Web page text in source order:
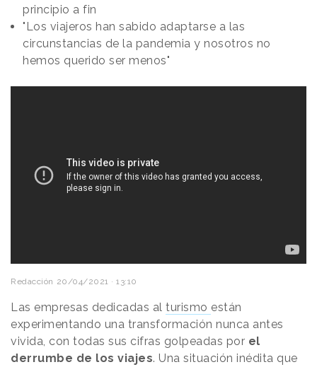
principio a fin
"Los viajeros han sabido adaptarse a las
circunstancias de la pandemia y nosotros no
hemos querido ser menos"
Redacción 20/04/2021 · 13:10
Las empresas dedicadas al turismo están
experimentando una transformación nunca antes
vivida, con todas sus cifras golpeadas por el
derrumbe de los viajes. Una situación inédita que